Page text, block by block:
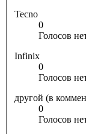
Tecno
0
Голосов
Infinix
0
Голосов
другой (в
0
Голосов